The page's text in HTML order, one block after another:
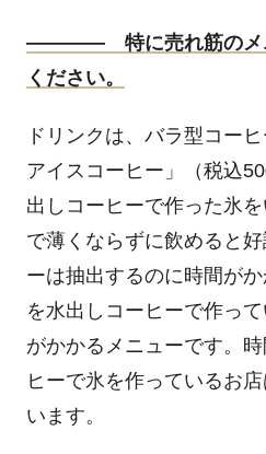
―――― 特に売れ筋のメ
ください。
ドリンクは、バラ型コー
アイスコーヒー」（税込
出しコーヒーで作った氷
で薄くならずに飲めると
ーは抽出するのに時間が
を水出しコーヒーで作っ
がかかるメニューです。
ヒーで氷を作っているお
います。